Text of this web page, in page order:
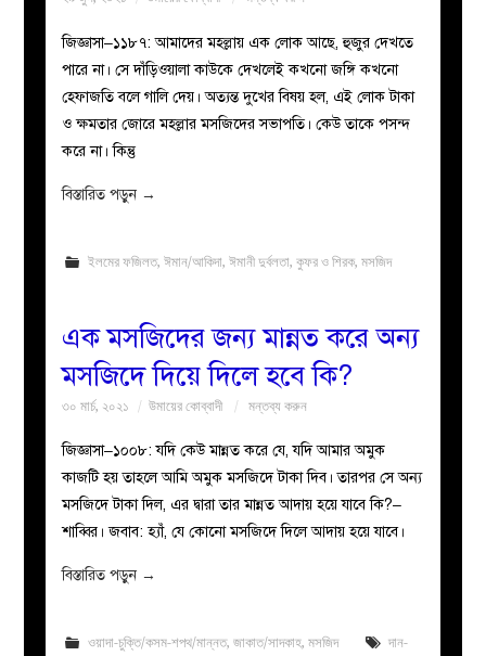
জিজ্ঞাসা–১১৮৭: আমাদের মহল্লায় এক লোক আছে, হুজুর দেখতে
পারে না। সে দাঁড়িওয়ালা কাউকে দেখলেই কখনো জঙ্গি কখনো
হেফাজতি বলে গালি দেয়। অত্যন্ত দুখের বিষয় হল, এই লোক টাকা
ও ক্ষমতার জোরে মহল্লার মসজিদের সভাপতি। কেউ তাকে পসন্দ
করে না। কিন্তু
বিস্তারিত পড়ুন →
ইলমের ফজিলত, ঈমান/আকিদা, ঈমানী দুর্বলতা, কুফর ও শিরক, মসজিদ
এক মসজিদের জন্য মান্নত করে অন্য
মসজিদে দিয়ে দিলে হবে কি?
৩০ মার্চ, ২০২১ উমায়ের কোব্বাদী মন্তব্য করুন
জিজ্ঞাসা–১০০৮: যদি কেউ মান্নত করে যে, যদি আমার অমুক
কাজটি হয় তাহলে আমি অমুক মসজিদে টাকা দিব। তারপর সে অন্য
মসজিদে টাকা দিল, এর দ্বারা তার মান্নত আদায় হয়ে যাবে কি?–
শাব্বির। জবাব: হ্যাঁ, যে কোনো মসজিদে দিলে আদায় হয়ে যাবে।
বিস্তারিত পড়ুন →
ওয়াদা-চুক্তি/কসম-শপথ/মান্নত, জাকাত/সাদকাহ, মসজিদ
দান-